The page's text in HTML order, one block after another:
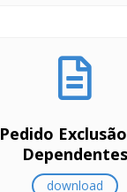
Pedido
Dependentes
download